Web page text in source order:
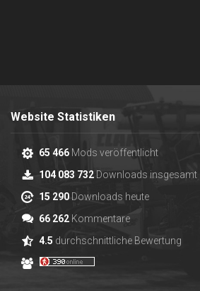
Website Statistiken
65 466 Mods veröffentlicht
104 083 732 Downloads insgesamt
15 290Downloads heute
66 262 Kommentare
4.5 durchschnittliche Bewertung